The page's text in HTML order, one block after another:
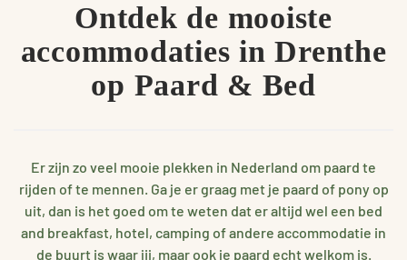
Ontdek de mooiste
accommodaties in Drenthe
op Paard & Bed
Er zijn zo veel mooie plekken in Nederland om paard te
rijden of te mennen. Ga je er graag met je paard of pony op
uit, dan is het goed om te weten dat er altijd wel een bed
and breakfast, hotel, camping of andere accommodatie in
de buurt is waar jij, maar ook je paard echt welkom is.